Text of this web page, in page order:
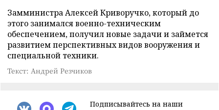
Замминистра Алексей Криворучко, который до
этого занимался военно-техническим
обеспечением, получил новые задачи и займется
развитием перспективных видов вооружения и
специальной техники.
Текст: Андрей Резчиков
Подписывайтесь на наши